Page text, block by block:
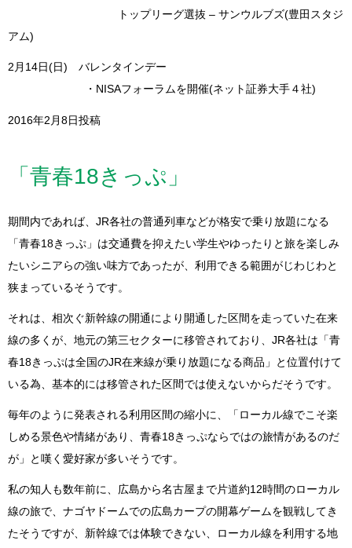
トップリーグ選抜 – サンウルブズ(豊田スタジ
アム)
2月14日(日) バレンタインデー
・NISAフォーラムを開催(ネット証券大手４社)
2016年2月8日投稿
「青春18きっぷ」
期間内であれば、JR各社の普通列車などが格安で乗り放題になる
「青春18きっぷ」は交通費を抑えたい学生やゆったりと旅を楽しみ
たいシニアらの強い味方であったが、利用できる範囲がじわじわと
狭まっているそうです。
それは、相次ぐ新幹線の開通により開通した区間を走っていた在来
線の多くが、地元の第三セクターに移管されており、JR各社は「青
春18きっぷは全国のJR在来線が乗り放題になる商品」と位置付けて
いる為、基本的には移管された区間では使えないからだそうです。
毎年のように発表される利用区間の縮小に、「ローカル線でこそ楽
しめる景色や情緒があり、青春18きっぷならではの旅情があるのだ
が」と嘆く愛好家が多いそうです。
私の知人も数年前に、広島から名古屋まで片道約12時間のローカル
線の旅で、ナゴヤドームでの広島カープの開幕ゲームを観戦してき
たそうですが、新幹線では体験できない、ローカル線を利用する地